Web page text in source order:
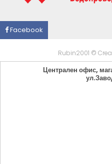
Facebook
Rubin2001 ©
Централен офис,